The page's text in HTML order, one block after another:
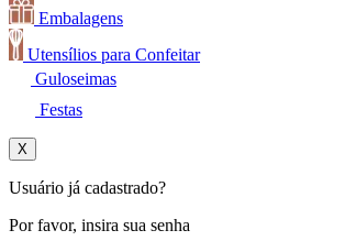
Embalagens
Utensílios para Confeitar
Guloseimas
Festas
X
Usuário já cadastrado?
Por favor, insira sua senha